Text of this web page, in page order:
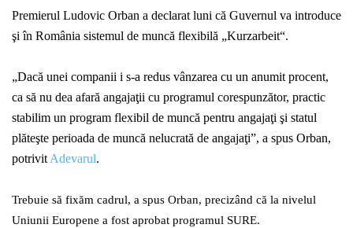
Premierul Ludovic Orban a declarat luni că Guvernul va introduce
şi în România sistemul de muncă flexibilă „Kurzarbeit“.
„Dacă unei companii i s-a redus vânzarea cu un anumit procent,
ca să nu dea afară angajaţii cu programul corespunzător, practic
stabilim un program flexibil de muncă pentru angajaţi şi statul
plăteşte perioada de muncă nelucrată de angajaţi”, a spus Orban,
potrivit Adevarul.
Trebuie să fixăm cadrul, a spus Orban, precizând că la nivelul
Uniunii Europene a fost aprobat programul SURE.